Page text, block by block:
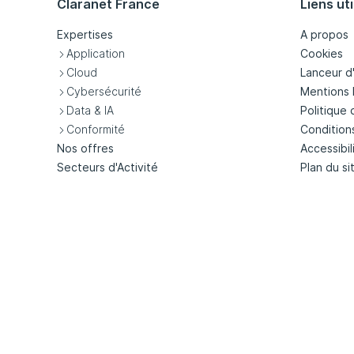
Claranet France
Expertises
Application
Cloud
Cybersécurité
Data & IA
Conformité
Nos offres
Secteurs d'Activité
Liens
A propos
Cookies
Lanceur
Mentions
Politique
Plan du